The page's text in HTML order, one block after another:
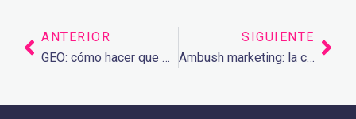
Prev
ANTERIOR
GEO: cómo hacer que ChatGPT y Perplexity recomienden tu empresa
SIGUIENTE
Ambush marketing: la clase que Air Transat está dando en el Mundial 2026